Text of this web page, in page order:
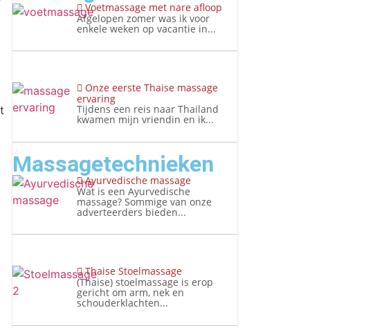
Voetmassage met nare afloop
Afgelopen zomer was ik voor
enkele weken op vacantie in...
Onze eerste Thaise massage
ervaring
Tijdens een reis naar Thailand
kwamen mijn vriendin en ik...
Massagetechnieken
Ayurvedische massage
Wat is een Ayurvedische
massage? Sommige van onze
adverteerders bieden...
Thaise Stoelmassage
(Thaise) stoelmassage is erop
gericht om arm, nek en
schouderklachten...